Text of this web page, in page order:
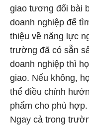
giao tương đối bài
doanh nghiệp để
thiệu về năng lực
trường đã có sẵn
doanh nghiệp thì
giao. Nếu không,
thể điều chỉnh
phẩm cho phù hợp.
Ngay cả trong